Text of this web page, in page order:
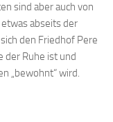
sind aber auch von
abseits der
den Friedhof Pere
der Ruhe ist und
„bewohnt“ wird.